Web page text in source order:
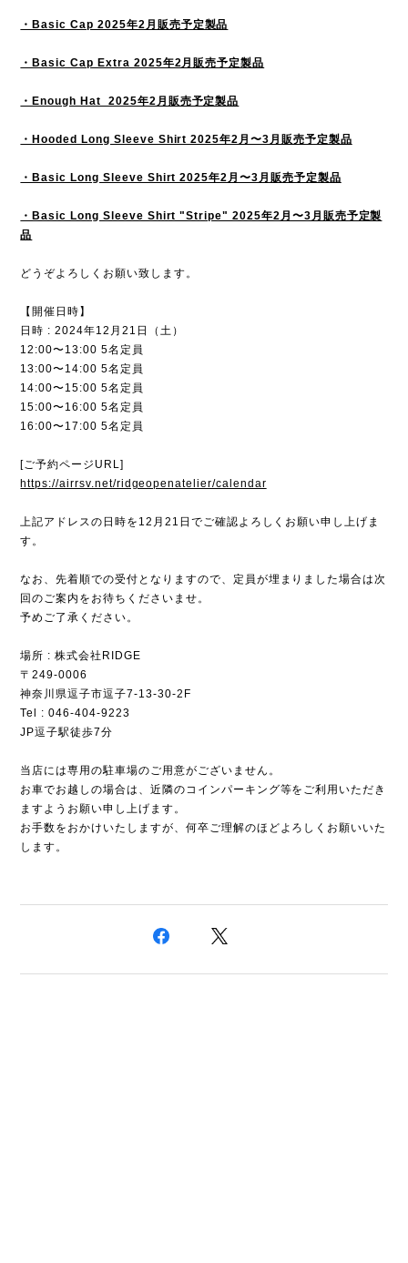
・Basic Cap 2025年2月販売予定製品
・Basic Cap Extra 2025年2月販売予定製品
・Enough Hat 2025年2月販売予定製品
・Hooded Long Sleeve Shirt 2025年2月〜3月販売予定製品
・Basic Long Sleeve Shirt 2025年2月〜3月販売予定製品
・Basic Long Sleeve Shirt "Stripe" 2025年2月〜3月販売予定製
品
どうぞよろしくお願い致します。
【開催日時】
日時 : 2024年12月21日（土）
12:00〜13:00 5名定員
13:00〜14:00 5名定員
14:00〜15:00 5名定員
15:00〜16:00 5名定員
16:00〜17:00 5名定員
[ご予約ページURL]
https://airrsv.net/ridgeopenatelier/calendar
上記アドレスの日時を12月21日でご確認よろしくお願い申し上げま
す。
なお、先着順での受付となりますので、定員が埋まりました場合は次
回のご案内をお待ちくださいませ。
予めご了承ください。
場所 : 株式会社RIDGE
〒249-0006
神奈川県逗子市逗子7-13-30-2F
Tel : 046-404-9223
JP逗子駅徒歩7分
当店には専用の駐車場のご用意がございません。
お車でお越しの場合は、近隣のコインパーキング等をご利用いただき
ますようお願い申し上げます。
お手数をおかけいたしますが、何卒ご理解のほどよろしくお願いいた
します。